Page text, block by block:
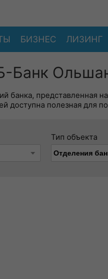
БИЗНЕС ЛИЗИНГ
Банк
банка,
доступна полезная для
Тип объекта